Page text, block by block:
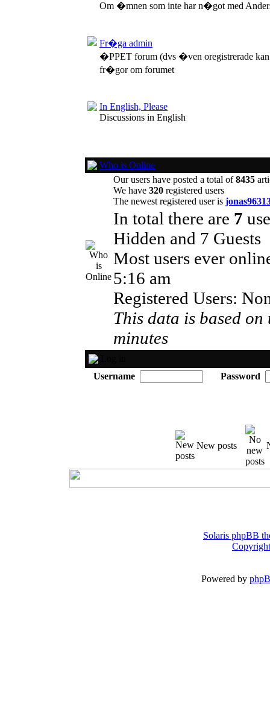
Om �mnen som inte har n�got med
Fr�ga admin
�PPET forum (dvs �ven oregistrerade
fr�gor om forumet
In English, Please
Discussions in English
Who is Online
Our users have posted a total of8435
We have 320 registered users
The newest registered user is
In total there are 7
Hidden and 7
Most users ever
5:16 am
Registered Users:
This data is based
minutes
Username
Password
New posts
Solaris phpBB
Powered by